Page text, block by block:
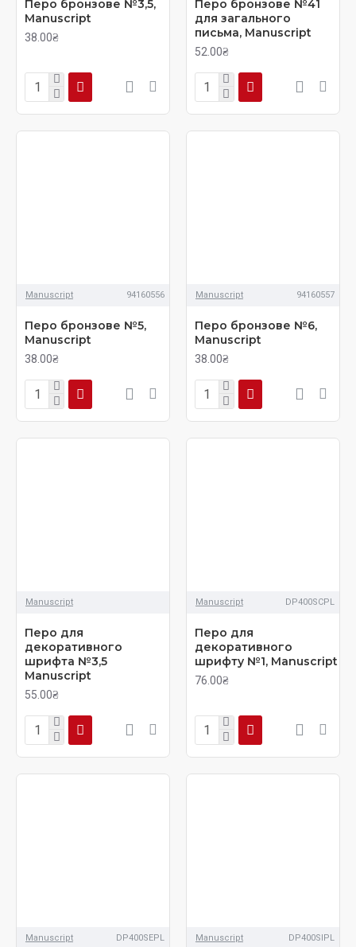
Перо бронзове №3,5,
Manuscript
38.00₴
Перо бронзове №41
для загального
письма, Manuscript
52.00₴
Manuscript 94160556
Перо бронзове №5,
Manuscript
38.00₴
Manuscript 94160557
Перо бронзове №6,
Manuscript
38.00₴
Manuscript
Перо для
декоративного
шрифта №3,5
Manuscript
55.00₴
Manuscript DP400SCPL
Перо для
декоративного
шрифту №1, Manuscript
76.00₴
Manuscript DP400SEPL Manuscript DP400SIPL